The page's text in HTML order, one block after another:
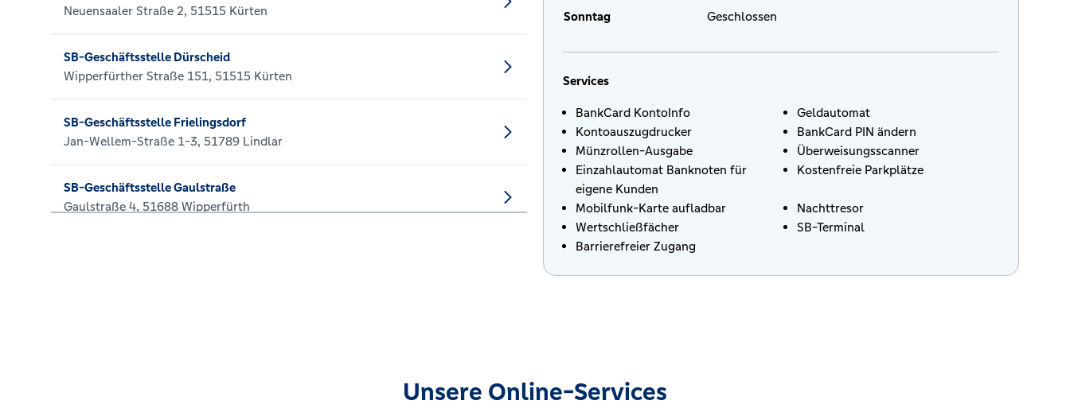
Neuensaaler Straße 2, 51515 Kürten
SB-Geschäftsstelle Dürscheid
Wipperfürther Straße 151, 51515 Kürten
SB-Geschäftsstelle Frielingsdorf
Jan-Wellem-Straße 1-3, 51789 Lindlar
SB-Geschäftsstelle Gaulstraße
Gaulstraße 4, 51688 Wipperfürth
Sonntag Geschlossen
Services
BankCard KontoInfo
Geldautomat
Kontoauszugdrucker
BankCard PIN ändern
Münzrollen-Ausgabe
Überweisungsscanner
Einzahlautomat Banknoten für
eigene Kunden
Kostenfreie Parkplätze
Mobilfunk-Karte aufladbar
Nachttresor
Wertschließfächer
SB-Terminal
Barrierefreier Zugang
Unsere Online-Services